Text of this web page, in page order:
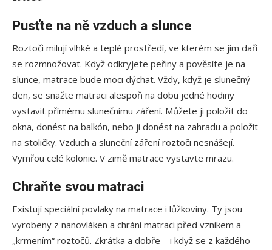
Pusťte na ně vzduch a slunce
Roztoči milují vlhké a teplé prostředí, ve kterém se jim daří
se rozmnožovat. Když odkryjete peřiny a pověsíte je na
slunce, matrace bude moci dýchat. Vždy, když je slunečný
den, se snažte matraci alespoň na dobu jedné hodiny
vystavit přímému slunečnímu záření. Můžete ji položit do
okna, donést na balkón, nebo ji donést na zahradu a položit
na stoličky. Vzduch a sluneční záření roztoči nesnášejí.
Vymřou celé kolonie. V zimě matrace vystavte mrazu.
Chraňte svou matraci
Existují speciální povlaky na matrace i lůžkoviny. Ty jsou
vyrobeny z nanovláken a chrání matraci před vznikem a
„krmením“ roztočů. Zkrátka a dobře – i když se z každého